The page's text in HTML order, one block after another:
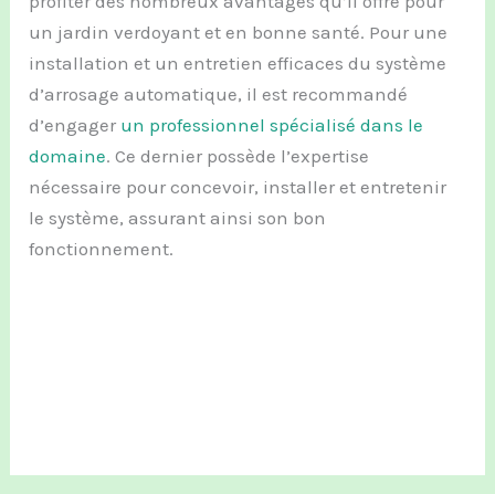
un jardin verdoyant et en bonne santé. Pour une
installation et un entretien efficaces du système
d’arrosage automatique, il est recommandé
d’engager un professionnel spécialisé dans le
domaine. Ce dernier possède l’expertise
nécessaire pour concevoir, installer et entretenir
le système, assurant ainsi son bon
fonctionnement.